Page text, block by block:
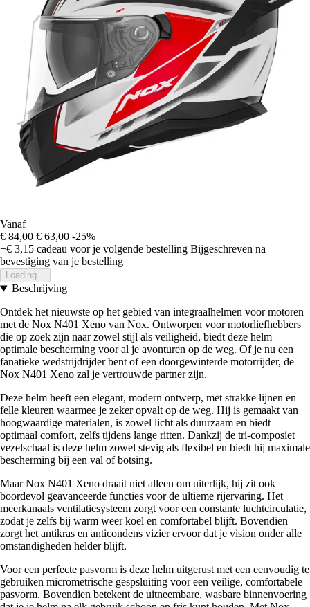
Vanaf
€ 84,00 € 63,00 -25%
+€ 3,15 cadeau voor je volgende bestelling Bijgeschreven na
bevestiging van je bestelling
Loading...
Beschrijving
Ontdek het nieuwste op het gebied van integraalhelmen voor motoren
met de Nox N401 Xeno van Nox. Ontworpen voor motorliefhebbers
die op zoek zijn naar zowel stijl als veiligheid, biedt deze helm
optimale bescherming voor al je avonturen op de weg. Of je nu een
fanatieke wedstrijdrijder bent of een doorgewinterde motorrijder, de
Nox N401 Xeno zal je vertrouwde partner zijn.
Deze helm heeft een elegant, modern ontwerp, met strakke lijnen en
felle kleuren waarmee je zeker opvalt op de weg. Hij is gemaakt van
hoogwaardige materialen, is zowel licht als duurzaam en biedt
optimaal comfort, zelfs tijdens lange ritten. Dankzij de tri-composiet
vezelschaal is deze helm zowel stevig als flexibel en biedt hij maximale
bescherming bij een val of botsing.
Maar Nox N401 Xeno draait niet alleen om uiterlijk, hij zit ook
boordevol geavanceerde functies voor de ultieme rijervaring. Het
meerkanaals ventilatiesysteem zorgt voor een constante luchtcirculatie,
zodat je zelfs bij warm weer koel en comfortabel blijft. Bovendien
zorgt het antikras en anticondens vizier ervoor dat je vision onder alle
omstandigheden helder blijft.
Voor een perfecte pasvorm is deze helm uitgerust met een eenvoudig te
gebruiken micrometrische gespsluiting voor een veilige, comfortabele
pasvorm. Bovendien betekent de uitneembare, wasbare binnenvoering